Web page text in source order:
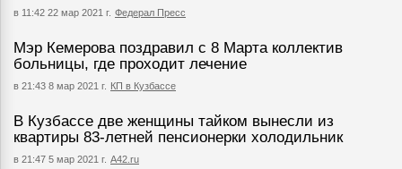
в 11:42 22 мар 2021 г. Федерал Пресс
Мэр Кемерова поздравил с 8 Марта коллектив
больницы, где проходит лечение
в 21:43 8 мар 2021 г. КП в Кузбассе
В Кузбассе две женщины тайком вынесли из
квартиры 83-летней пенсионерки холодильник
в 21:47 5 мар 2021 г. А42.ru